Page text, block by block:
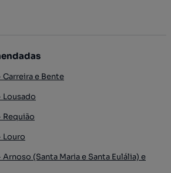
e Bente
Lousado
Requião
Louro
(Santa Maria e Santa Eulália) e